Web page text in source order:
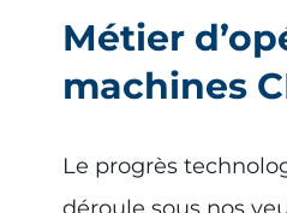
Métier
machines
Le progrès
déroule sous nos